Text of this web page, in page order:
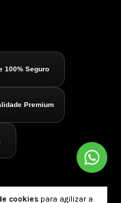
cookies para agilizar a
100% Seguro
Premium